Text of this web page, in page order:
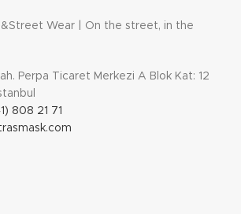
Wear | On the street, in the
Perpa Ticaret Merkezi A Blok Kat: 12
808 21 71